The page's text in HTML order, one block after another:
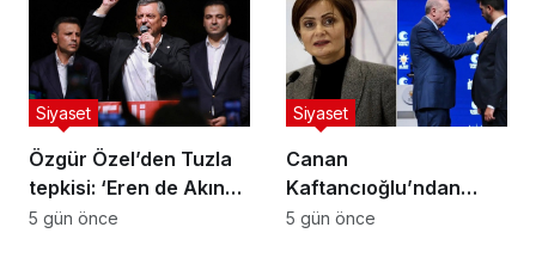
Özgür Özel’den Tuzla
tepkisi: ‘Eren de Akın
Gürlek de hesap
Siyaset
5 gün önce
Canan
Kaftancıoğlu’ndan
Eren Ali Bingöl’e Çok
Siyaset
5 gün önce